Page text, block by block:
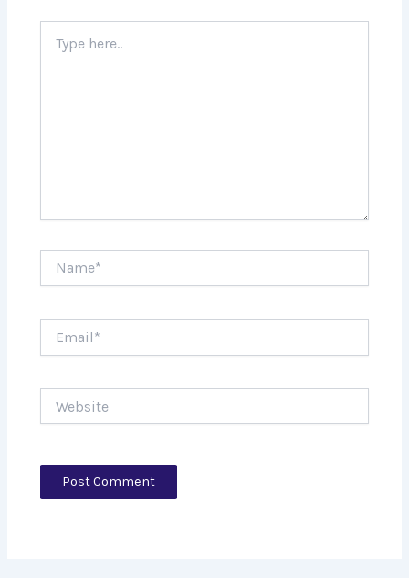
here..